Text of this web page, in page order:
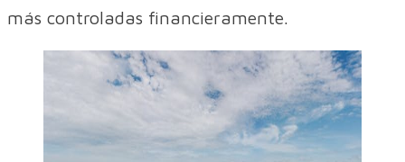
más controladas financieramente.